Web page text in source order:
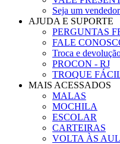
Seja um
AJUDA E SUPORTE
PERGUNTAS
FALE
Troca e
PROCON - RJ
TROQUE
MAIS ACESSADOS
MALAS
MOCHILA
ESCOLAR
CARTEIRAS
VOLTA ÀS